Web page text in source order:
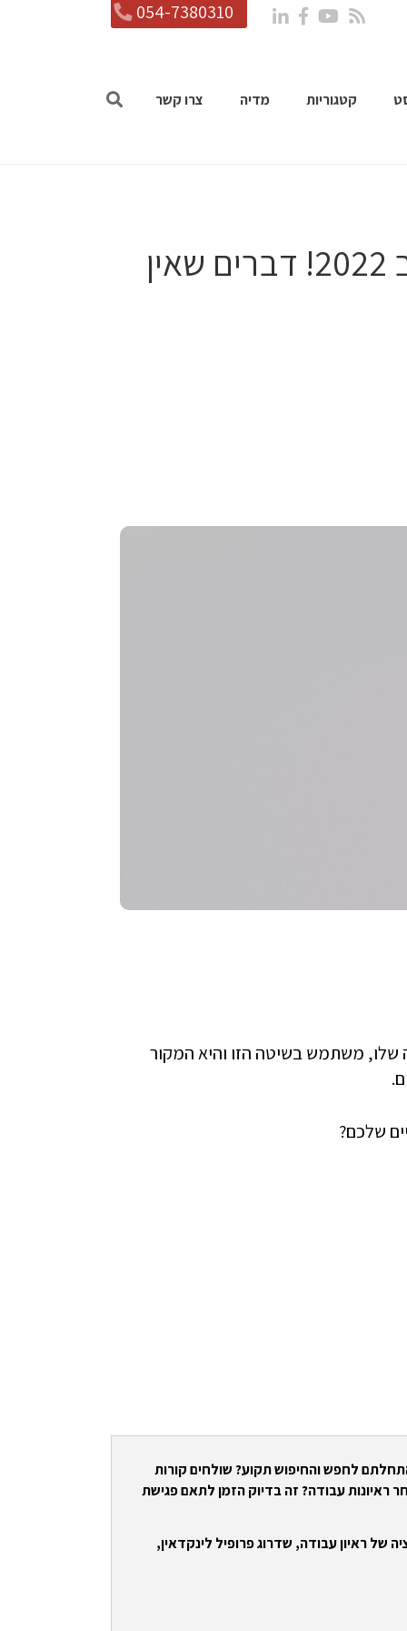
054-7380310
קטגוריות מדיה צרו קשר
פודקאסט פרק 25: הלו, אנחנו ב 2022! דברים שאין
שלו, משתמש בשיטה הזו והיא המקור
שלכם?
לחפש והחיפוש תקוע? שולחים קורות
ראיונות עבודה? זה בדיוק הזמן לתאם פגישת
של ראיון עבודה, שדרוג פרופיל לינקדאין,